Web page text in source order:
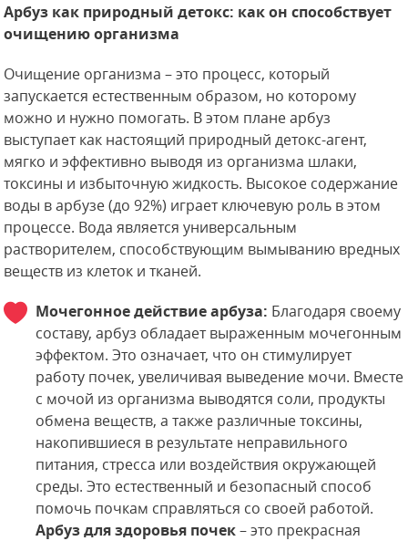
Арбуз как природный детокс: как он способствует
очищению организма
Очищение организма – это процесс, который
запускается естественным образом, но которому
можно и нужно помогать. В этом плане арбуз
выступает как настоящий природный детокс-агент,
мягко и эффективно выводя из организма шлаки,
токсины и избыточную жидкость. Высокое содержание
воды в арбузе (до 92%) играет ключевую роль в этом
процессе. Вода является универсальным
растворителем, способствующим вымыванию вредных
веществ из клеток и тканей.
Мочегонное действие арбуза: Благодаря своему
составу, арбуз обладает выраженным мочегонным
эффектом. Это означает, что он стимулирует
работу почек, увеличивая выведение мочи. Вместе
с мочой из организма выводятся соли, продукты
обмена веществ, а также различные токсины,
накопившиеся в результате неправильного
питания, стресса или воздействия окружающей
среды. Это естественный и безопасный способ
помочь почкам справляться со своей работой.
Арбуз для здоровья почек– это прекрасная